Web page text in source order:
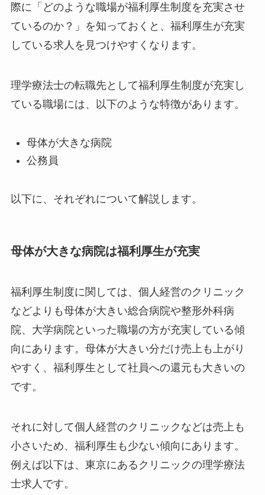
際に「どのような職場が福利厚生制度を充実させ
ているのか？」を知っておくと、福利厚生が充実
している求人を見つけやすくなります。
理学療法士の転職先として福利厚生制度が充実し
ている職場には、以下のような特徴があります。
母体が大きな病院
公務員
以下に、それぞれについて解説します。
母体が大きな病院は福利厚生が充実
福利厚生制度に関しては、個人経営のクリニック
などよりも母体が大きい総合病院や整形外科病
院、大学病院といった職場の方が充実している傾
向にあります。母体が大きい分だけ売上も上がり
やすく、福利厚生として社員への還元も大きいの
です。
それに対して個人経営のクリニックなどは売上も
小さいため、福利厚生も少ない傾向にあります。
例えば以下は、東京にあるクリニックの理学療法
士求人です。